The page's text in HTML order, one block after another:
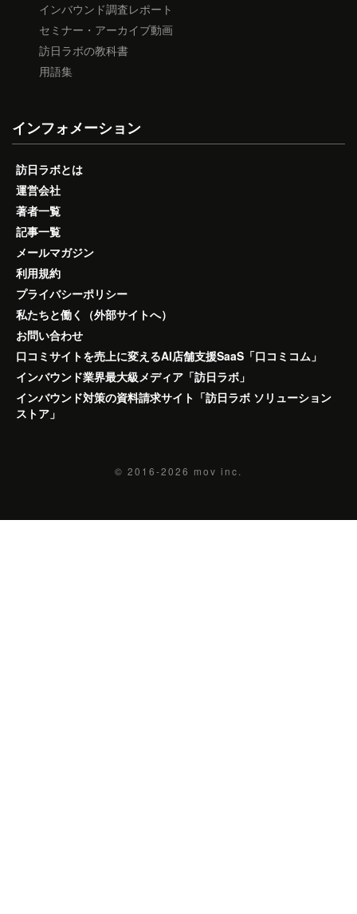
インバウンド調査レポート
セミナー・アーカイブ動画
訪日ラボの教科書
用語集
インフォメーション
訪日ラボとは
運営会社
著者一覧
記事一覧
メールマガジン
利用規約
プライバシーポリシー
私たちと働く（外部サイトへ）
お問い合わせ
口コミサイトを売上に変えるAI店舗支援SaaS「口コミコム」
インバウンド業界最大級メディア「訪日ラボ」
インバウンド対策の資料請求サイト「訪日ラボ ソリューション
ストア」
© 2016-2026 mov inc.